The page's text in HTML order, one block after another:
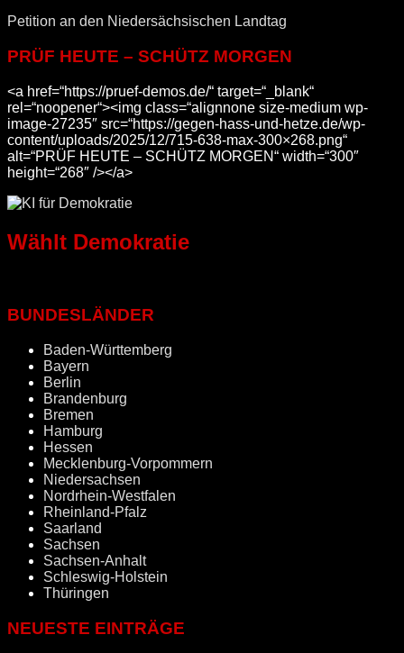
Petition an den Niedersächsischen Landtag
PRÜF HEUTE – SCHÜTZ MORGEN
<a href=“https://pruef-demos.de/“ target=“_blank“
rel=“noopener“><img class=“alignnone size-medium wp-
image-27235″ src=“https://gegen-hass-und-hetze.de/wp-
content/uploads/2025/12/715-638-max-300×268.png“
alt=“PRÜF HEUTE – SCHÜTZ MORGEN“ width=“300″
height=“268″ /></a>
Wählt Demokratie
BUNDESLÄNDER
Baden-Württemberg
Bayern
Berlin
Brandenburg
Bremen
Hamburg
Hessen
Mecklenburg-Vorpommern
Niedersachsen
Nordrhein-Westfalen
Rheinland-Pfalz
Saarland
Sachsen
Sachsen-Anhalt
Schleswig-Holstein
Thüringen
NEUESTE EINTRÄGE